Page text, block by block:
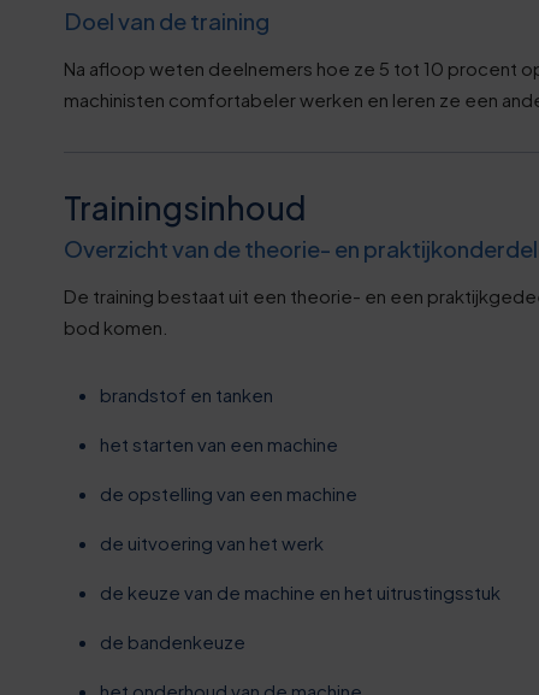
Doel van de training
Na afloop weten deelnemers hoe ze 5 tot 10 procent
machinisten comfortabeler werken en leren ze een
Trainingsinhoud
Overzicht van de theorie- en
De training bestaat uit een theorie- en een
bod komen.
brandstof en tanken
het starten van een machine
de opstelling van een machine
de uitvoering van het werk
de keuze van de machine en het uitrustingsstuk
de bandenkeuze
het onderhoud van de machine
0
3
5
6
7
8
8
9
0
0
1
9
4
4
9
4
0
5
0
5
0